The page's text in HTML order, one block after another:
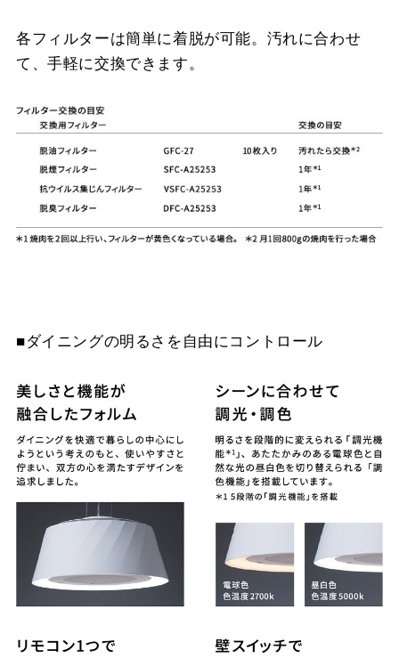
各フィルターは簡単に着脱が可能。汚れに合わせ
て、手軽に交換できます。
■ダイニングの明るさを自由にコントロール